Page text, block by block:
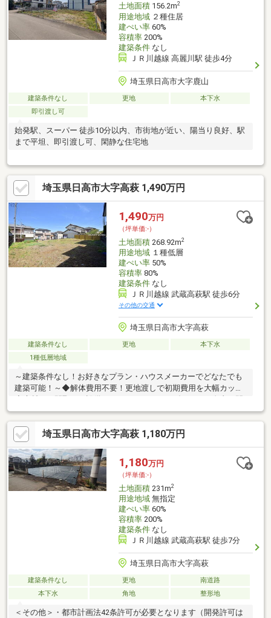
土地面積156.2m2
用途地域２種住居
建ぺい率60%
容積率200%
建築条件なし
ＪＲ川越線 高麗川駅 徒歩4分
埼玉県日高市大字鹿山
建築条件なし 更地
本下水
即引渡し可
始発駅、スーパー 徒歩10分以内、市街地が近い、陽当り良好、駅
まで平坦、即引渡し可、閑静な住宅地
埼玉県日高市大字高萩 1,490万円
1,490万円
（坪単価:-）
土地面積268.92m2
用途地域１種低層
建ぺい率50%
容積率80%
建築条件なし
ＪＲ川越線 武蔵高萩駅 徒歩6分
その他の交通
埼玉県日高市大字高萩
建築条件なし 更地
本下水
1種低層地域
～建築条件なし！お好きなプラン・ハウスメーカーでどなたでも
建築可能！～◆解体費用不要！更地渡しで初期費用を大幅カット
取り・お好みの建築会社で夢のマイホーム♪ランドリースペースや
WIC・畳スペースなど『憧れ』をカタチに！◆通勤通学、休日の
お出かけもラクラク♪JR川越線 武州高萩駅 徒歩約6分◆駅近の
利便と、閑静な住環境を両立！◆パパ・ママ安心！お子様も無理
なく通える住環境高萩小＆中まで徒歩3分圏内！日高市高萩建築条
件なし売地のお問い合わせは【0120-727-478】までお電話くださ
い！
埼玉県日高市大字高萩 1,180万円
1,180万円
（坪単価:-）
土地面積231m2
用途地域無指定
建ぺい率60%
容積率200%
建築条件なし
ＪＲ川越線 武蔵高萩駅 徒歩7分
埼玉県日高市大字高萩
建築条件なし 更地
南道路
本下水
角地 整形地
＜その他＞・都市計画法42条許可が必要となります（開発許可は